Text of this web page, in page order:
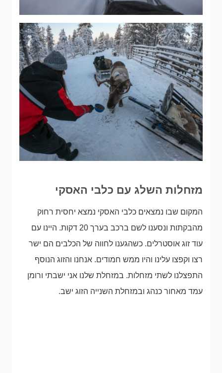
מזחלות השלג עם כלבי האסקי
המקום שבו נמצאים כלבי האסקי נמצא יחסית רחוק
מהבקתות ונסענו לשם ברכב בערך 20 דקות. היינו עם
עוד זוג אוסטרלים. כשהגענו לחווה של הכלבים הם ישר
רצו וקפצו עלינו והיו ממש חמודים. אנחנו והזוג הנוסף
התפצלנו לשתי מזחלות. במזחלת שלנו אני ישבתי ורומן
עמד מאחור כנהג ובמזחלת השנייה הזוג ישב.